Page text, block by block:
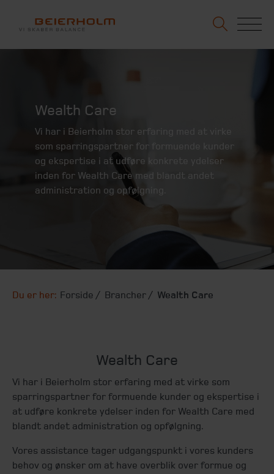
Wealth Care
Vi har i Beierholm stor erfaring med at virke
som sparringspartner for formuende kunder
og ekspertise i at udføre konkrete ydelser
inden for Wealth Care med blandt andet
administration og opfølgning.
Du er her: Forside Brancher Wealth Care
Wealth Care
Vi har i Beierholm stor erfaring med at virke som
sparringspartner for formuende kunder og ekspertise i
at udføre konkrete ydelser inden for Wealth Care med
blandt andet administration og opfølgning.
Vores assistance tager udgangspunkt i vores kunders
behov og ønsker om at have overblik over formue og